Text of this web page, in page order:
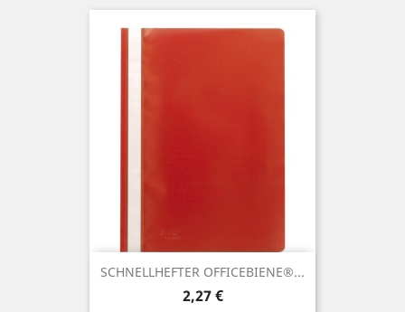
SCHNELLHEFTER OFFICEBIENE®...
Preis
2,27 €